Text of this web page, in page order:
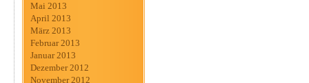
Mai 2013
April 2013
März 2013
Februar 2013
Januar 2013
Dezember 2012
November 2012